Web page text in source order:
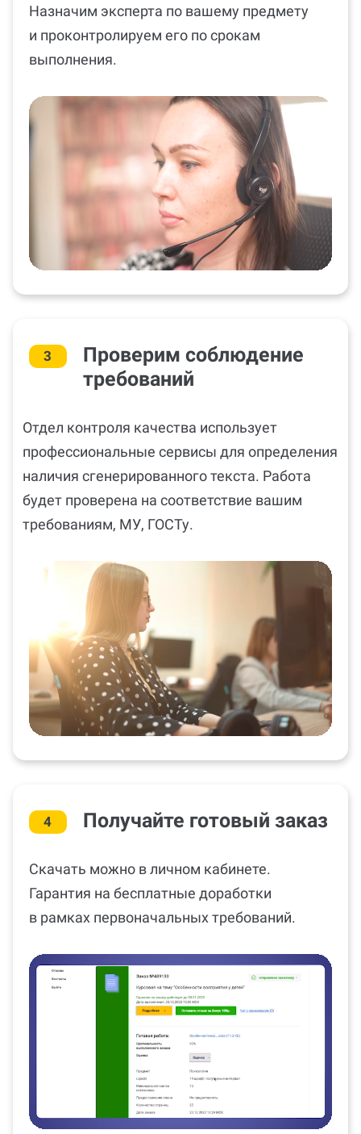
Назначим эксперта по вашему предмету
и проконтролируем его по срокам
выполнения.
3
Проверим соблюдение
требований
Отдел контроля качества использует
профессиональные сервисы для определения
наличия сгенерированного текста. Работа
будет проверена на соответствие вашим
требованиям, МУ, ГОСТу.
4 Получайте готовый заказ
Скачать можно в личном кабинете.
Гарантия на бесплатные доработки
в рамках первоначальных требований.